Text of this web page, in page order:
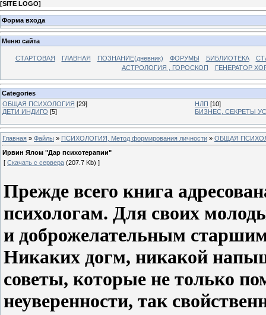
[SITE LOGO]
Форма входа
Меню сайта
СТАРТОВАЯ ГЛАВНАЯ ПОЗНАНИЕ(дневник) ФОРУМЫ БИБЛИОТЕКА
АСТРОЛОГИЯ , ГОРОСКОП
ГЕНЕРАТОР
Categories
ОБЩАЯ ПСИХОЛОГИЯ [29] НЛП [10]
ДЕТИ ИНДИГО [5] БИЗНЕС, СЕКРЕТЫ
Главная » Файлы » ПСИХОЛОГИЯ, Метод формирования личности » ОБЩАЯ
Ирвин Ялом "Дар психотерапии"
[ Скачать с сервера (207.7 Kb) ]
Прежде всего книга
психологам. Для своих
и доброжелательным
Никаких догм, никакой
советы, которые не только
неуверенности, так